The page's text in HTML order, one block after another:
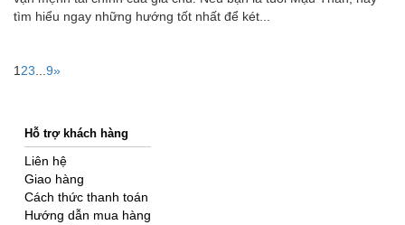
tìm hiểu ngay những hướng tốt nhất để két...
1 23 9»
Hỗ trợ khách hàng
Liên hệ
Giao hàng
Cách thức thanh toán
Hướng dẫn mua hàng